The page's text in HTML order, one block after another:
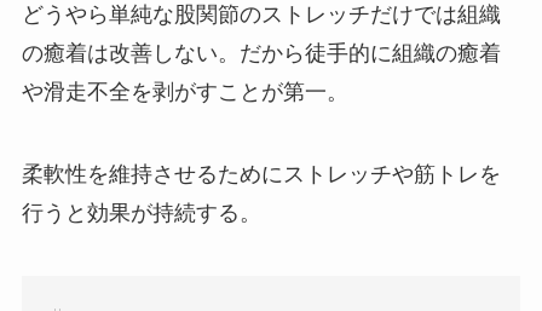
どうやら単純な股関節のストレッチだけでは組織
の癒着は改善しない。だから徒手的に組織の癒着
や滑走不全を剥がすことが第一。
柔軟性を維持させるためにストレッチや筋トレを
行うと効果が持続する。